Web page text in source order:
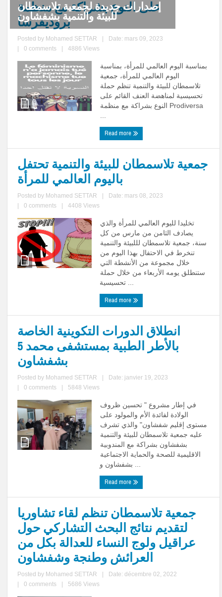
لفائدة أصحاب المآوي السياحية
والطلبة
على النوع بشراكة مع منظمة
بروديفرسا
Posted by Mohamed SETTAR
Date: mars 09, 2023
0 comments 4886 Views
بمناسبة اليوم العالمي للمرأة، بمناسبة
اليوم العالمي للمرأة، جمعية
تلاسمطان للبيئة والتنمية تنظم حملة
تحسيسية لمناهضة العنف القائم على
النوع بشراكة مع منظمة Prodiversa
Read more
جمعية تلاسمطان للبيئة والتنمية تحتفل
باليوم العالمي للمرأة
Posted by Mohamed SETTAR
Date: mars 08, 2023
0 comments 4408 Views
تخليدا لليوم العالمي للمرأة والذي
يصادف الثامن من مارس من كل
سنة، جمعية تلاسمطان لللبيئة والتنمية
تنخرط في الاحتفال بهذا اليوم من
خلال مجموعة من الأنشطة التي
ستنطلق يومه الأربعاء من خلال حملة
Read more
انطلاق الدورات التكوينية الخاصة
بالأطر الطبية بمستشفى محمد 5
بشفشاون
Posted by Mohamed SETTAR
Date: janvier 19, 2023
0 comments 5848 Views
في إطار مشروع " تحسين ظروف
الولادة لفائدة الأم والمولود على
مستوى إقليم شفشاون" والذي تشرف
عليه جمعية تلاسمطان للبيئة والتنمية
بشفشاون بشراكة مع المندوبية
الاقليمية للصحة والحماية الاجتماعية
Read more
جمعية تلاسمطان تنظم لقاء تشاوريا
لتقديم نتائج البحث التشاركي حول
عراقيل ولوج النساء للعدالة بكل من
العرائش وطنجة وشفشاون
Posted by Mohamed SETTAR
Date: décembre 02, 2022
0 comments 5686 Views